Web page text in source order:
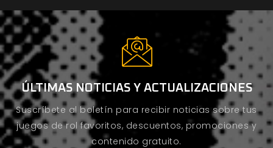
ÚLTIMAS NOTICIAS Y ACTUALIZACIONES
Suscríbete al boletín para recibir noticias sobre tus
juegos de rol favoritos, descuentos, promociones y
contenido gratuito.